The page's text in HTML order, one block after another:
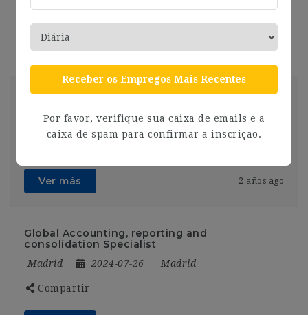
Ver más 2 años ago
Madrid 2024-07-26 Madrid
Ver más 2 años ago
Global Accounting, reporting and
consolidation Specialist
Madrid 2024-07-26 Madrid
Compartir
Receber os Empregos Mais Recentes
Por favor, verifique sua caixa de emails e a
caixa de spam para confirmar a inscrição.